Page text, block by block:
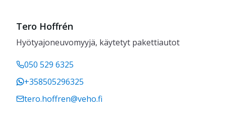
Tero Hoffrén
Hyötyajoneuvomyyjä, käytetyt pakettiautot
050 529 6325
+358505296325
tero.hoffren@veho.fi